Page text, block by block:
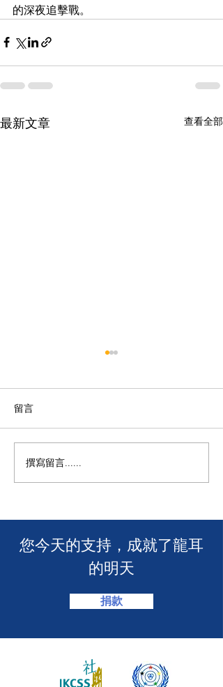
的深夜追擊戰。
最新文章 查看全部
🎉【龍耳送上祝賀！全新
飲品店「糯語 NUMEE」正
惠！】🎊
留言
撰寫留言......
​您今天的支持，成就了龍耳
的明天
捐款